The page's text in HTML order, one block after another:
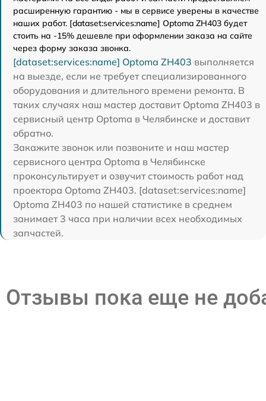
расширенную гарантию - мы в сервисе уверены в качестве
наших работ. [dataset:services:name] Optoma ZH403 будет
стоить на -15% дешевле при оформлении заказа на сайте
через форму заказа звонка.
[dataset:services:name] Optoma ZH403 выполняется
на выезде, если не требует специализированного
оборудования и длительного времени ремонта. В
таких случаях наш мастер доставит Optoma ZH403 в
сервисный центр Optoma в Челябинске и доставит
обратно.
Закажите звонок или позвоните и наш мастер
сервисного центра Optoma в Челябинске
проконсультирует и озвучит стоимость работ над
проектора Optoma ZH403. [dataset:services:name]
Optoma ZH403 по нашей статистике в среднем
занимает 3 часа при наличии всех необходимых
запчастей.
Отзывы пока еще не